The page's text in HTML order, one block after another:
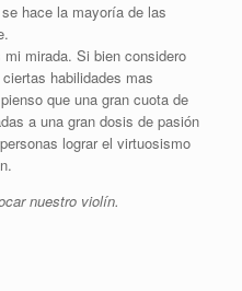
hace la mayoría de las
mirada. Si bien considero
habilidades mas
que una gran cuota de
a una gran dosis de pasión
lograr el virtuosismo
nuestro violín.